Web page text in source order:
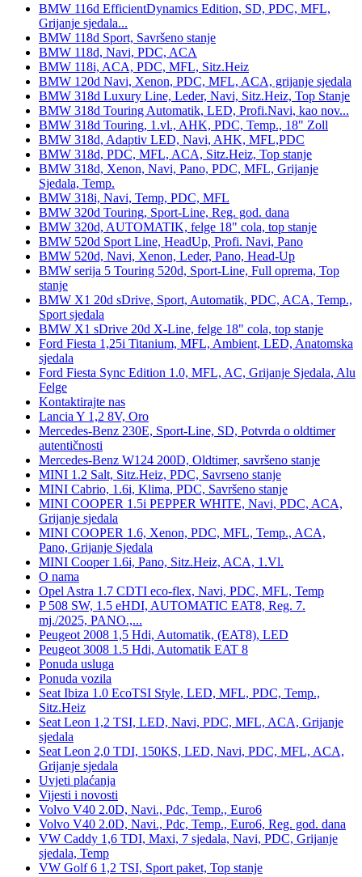
BMW 116d EfficientDynamics Edition, SD, PDC, MFL,
Grijanje sjedala...
BMW 118d Sport, Savršeno stanje
BMW 118d, Navi, PDC, ACA
BMW 118i, ACA, PDC, MFL, Sitz.Heiz
BMW 120d Navi, Xenon, PDC, MFL, ACA, grijanje sjedala
BMW 318d Luxury Line, Leder, Navi, Sitz.Heiz, Top Stanje
BMW 318d Touring Automatik, LED, Profi.Navi, kao nov...
BMW 318d Touring, 1.vl., AHK, PDC, Temp., 18" Zoll
BMW 318d, Adaptiv LED, Navi, AHK, MFL,PDC
BMW 318d, PDC, MFL, ACA, Sitz.Heiz, Top stanje
BMW 318d, Xenon, Navi, Pano, PDC, MFL, Grijanje
Sjedala, Temp.
BMW 318i, Navi, Temp, PDC, MFL
BMW 320d Touring, Sport-Line, Reg. god. dana
BMW 320d, AUTOMATIK, felge 18" cola, top stanje
BMW 520d Sport Line, HeadUp, Profi. Navi, Pano
BMW 520d, Navi, Xenon, Leder, Pano, Head-Up
BMW serija 5 Touring 520d, Sport-Line, Full oprema, Top
stanje
BMW X1 20d sDrive, Sport, Automatik, PDC, ACA, Temp.,
Sport sjedala
BMW X1 sDrive 20d X-Line, felge 18" cola, top stanje
Ford Fiesta 1,25i Titanium, MFL, Ambient, LED, Anatomska
sjedala
Ford Fiesta Sync Edition 1.0, MFL, AC, Grijanje Sjedala, Alu
Felge
Kontaktirajte nas
Lancia Y 1,2 8V, Oro
Mercedes-Benz 230E, Sport-Line, SD, Potvrda o oldtimer
autentičnosti
Mercedes-Benz W124 200D, Oldtimer, savršeno stanje
MINI 1.2 Salt, Sitz.Heiz, PDC, Savrseno stanje
MINI Cabrio, 1.6i, Klima, PDC, Savršeno stanje
MINI COOPER 1.5i PEPPER WHITE, Navi, PDC, ACA,
Grijanje sjedala
MINI COOPER 1.6, Xenon, PDC, MFL, Temp., ACA,
Pano, Grijanje Sjedala
MINI Cooper 1.6i, Pano, Sitz.Heiz, ACA, 1.Vl.
O nama
Opel Astra 1.7 CDTI eco-flex, Navi, PDC, MFL, Temp
P 508 SW, 1.5 eHDI, AUTOMATIC EAT8, Reg. 7.
mj./2025, PANO.,...
Peugeot 2008 1,5 Hdi, Automatik, (EAT8), LED
Peugeot 3008 1.5 Hdi, Automatik EAT 8
Ponuda usluga
Ponuda vozila
Seat Ibiza 1.0 EcoTSI Style, LED, MFL, PDC, Temp.,
Sitz.Heiz
Seat Leon 1,2 TSI, LED, Navi, PDC, MFL, ACA, Grijanje
sjedala
Seat Leon 2,0 TDI, 150KS, LED, Navi, PDC, MFL, ACA,
Grijanje sjedala
Uvjeti plaćanja
Vijesti i novosti
Volvo V40 2.0D, Navi., Pdc, Temp., Euro6
Volvo V40 2.0D, Navi., Pdc, Temp., Euro6, Reg. god. dana
VW Caddy 1,6 TDI, Maxi, 7 sjedala, Navi, PDC, Grijanje
sjedala, Temp
VW Golf 6 1,2 TSI, Sport paket, Top stanje